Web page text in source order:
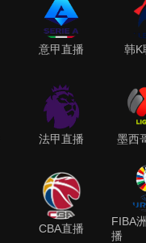
意甲直播 韩K
法甲直播 墨西
CBA直播
FIBA
播